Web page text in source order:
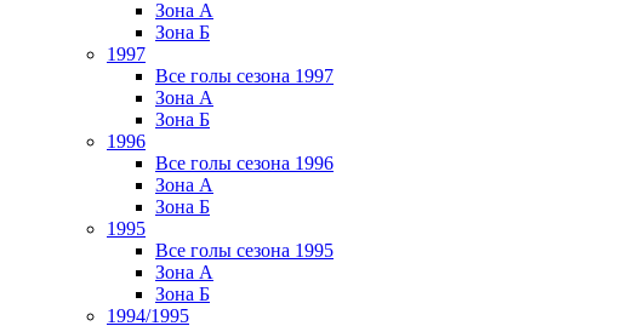
Зона А
Зона Б
1997
Все голы сезона 1997
Зона А
Зона Б
1996
Все голы сезона 1996
Зона А
Зона Б
1995
Все голы сезона 1995
Зона А
Зона Б
1994/1995